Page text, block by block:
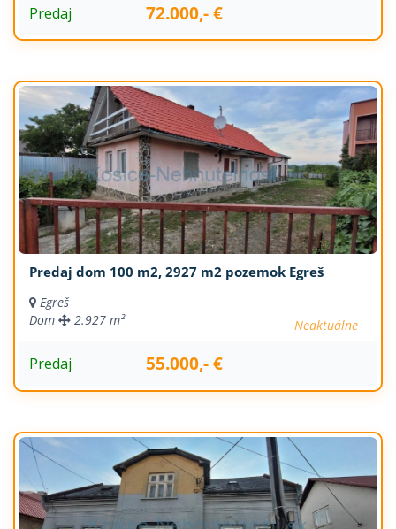
Predaj 72.000,- €
Predaj dom 100 m2, 2927 m2 pozemok Egreš
Egreš
Dom
Neaktuálne
2.927 m²
Predaj 55.000,- €